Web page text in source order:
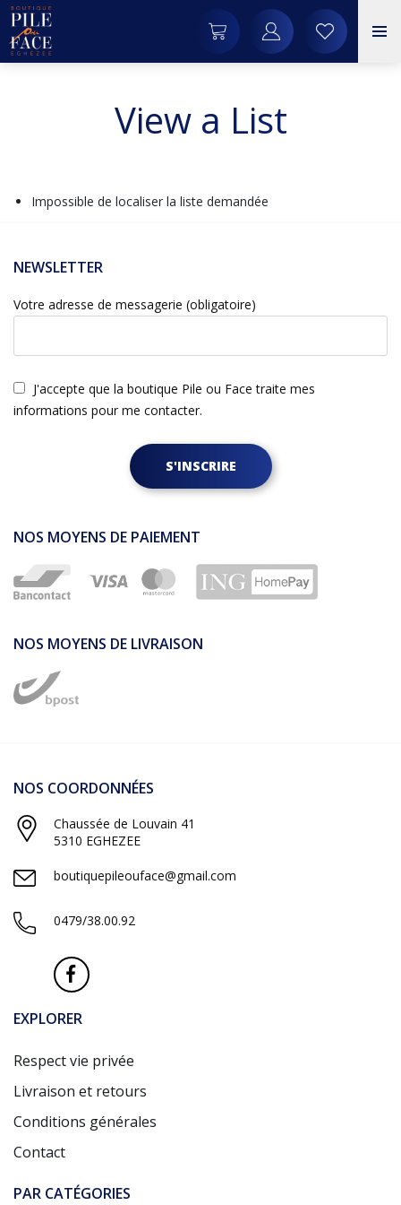
View a List
Impossible de localiser la liste demandée
NEWSLETTER
Votre adresse de messagerie (obligatoire)
J'accepte que la boutique Pile ou Face traite mes
informations pour me contacter.
S'INSCRIRE
NOS MOYENS DE PAIEMENT
NOS MOYENS DE LIVRAISON
NOS COORDONNÉES
Chaussée de Louvain 41
5310 EGHEZEE
boutiquepileouface@gmail.com
0479/38.00.92
EXPLORER
Respect vie privée
Livraison et retours
Conditions générales
Contact
PAR CATÉGORIES